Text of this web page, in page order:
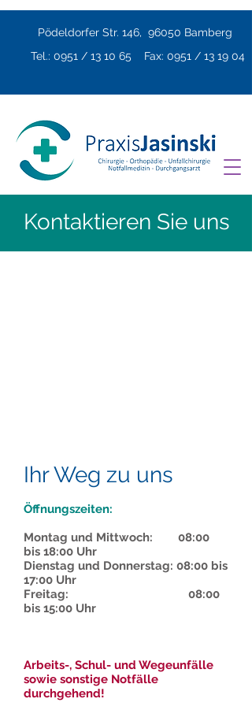
Pödeldorfer Str. 146, 96050 Bamberg
Tel.: 0951 / 13 10 65 Fax: 0951 / 13 19 04
Kontaktieren Sie uns
Ihr Weg zu uns
Öffnungszeiten:
Montag und Mittwoch: 08:00
bis 18:00 Uhr
Dienstag und Donnerstag: 08:00 bis
17:00 Uhr
Freitag: 08:00
bis 15:00 Uhr
Arbeits-, Schul- und Wegeunfälle
sowie sonstige Notfälle
durchgehend!